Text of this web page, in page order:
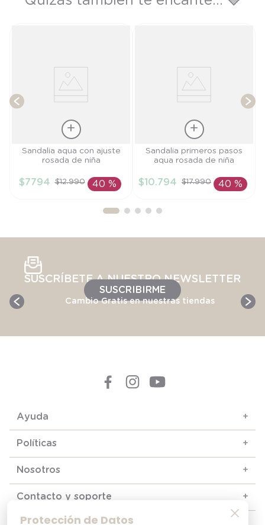
Protección de Datos
Talla
AÑADIR AL
Sandalia aqua con ajuste
rosada de niña
$7794 $12.990 40 %
Talla
AÑADIR AL
Sandalia primeros pasos
aqua rosada de niña
$10.794 $17.990 40 %
SUSCRÍBETE A NUESTRO NEWSLETTER
SUSCRIBIRME
Cambio Gratis en nuestras tiendas
Ayuda +
Políticas +
Nosotros +
Contacto y soporte +